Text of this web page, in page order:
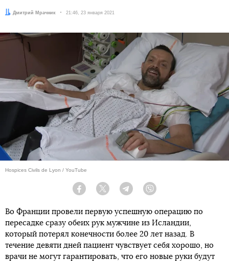
Автор:
Дмитрий Мрачник Дата:
21:46, 23 января 2021
Hospices Civils de Lyon / YouTube
Facebook Twitter Telegram
Во Франции провели первую успешную операцию по
пересадке сразу обеих рук мужчине из Исландии,
который потерял конечности более 20 лет назад. В
течение девяти дней пациент чувствует себя хорошо, но
врачи не могут гарантировать, что его новые руки будут